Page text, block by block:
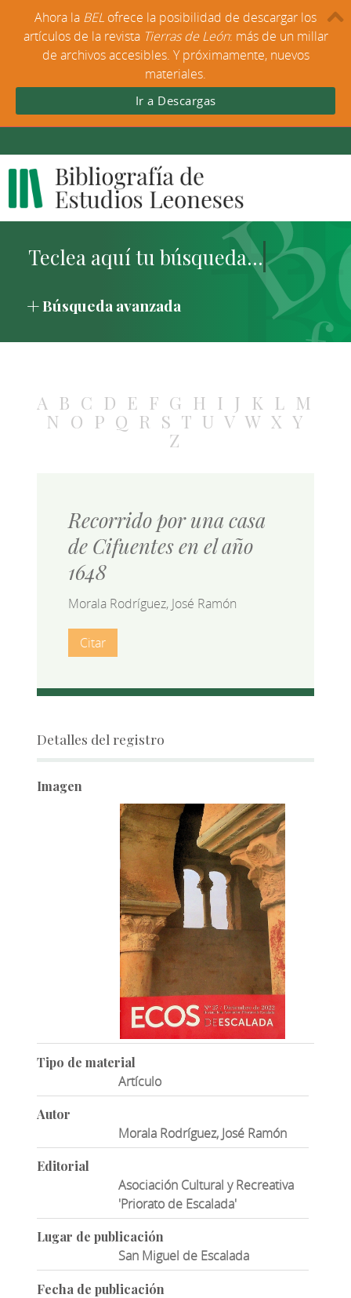
Búsqueda avanzada
A B C D E F G H I J K L M
N O P Q R S T U V W X Y
Z
Recorrido por una casa
de Cifuentes en el año
1648
Morala Rodríguez, José Ramón
Citar
Detalles del registro
Imagen
Tipo de material
Artículo
Autor
Morala Rodríguez, José Ramón
Editorial
Asociación Cultural y Recreativa
'Priorato de Escalada'
Lugar de publicación
San Miguel de Escalada
Fecha de publicación
Ahora la BEL ofrece la posibilidad de descargar los
artículos de la revista Tierras de León: más de un millar
de archivos accesibles. Y próximamente, nuevos
materiales.
Ir a Descargas